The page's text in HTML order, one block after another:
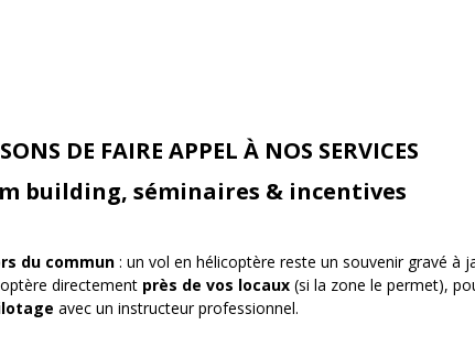
DE FAIRE APPEL À NOS SERVICES
building, séminaires & incentives
du commun : un vol en hélicoptère reste un souvenir gravé à
directement près de vos locaux (si la zone le permet),
avec un instructeur professionnel.